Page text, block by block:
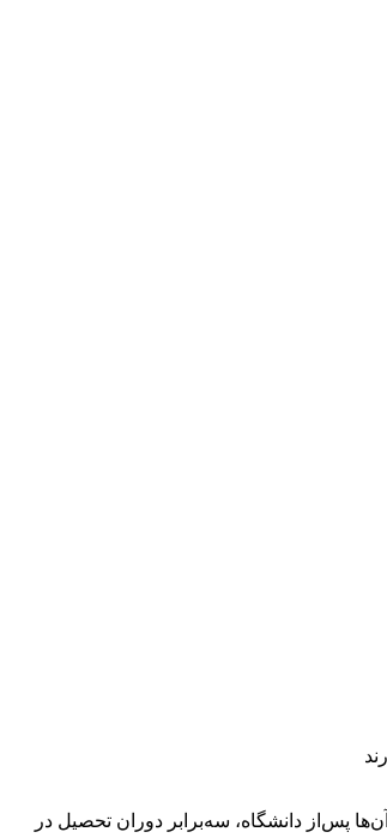
منطقه محروم داده شده تا آن‌ها پس‌از دانشگاه، سه‌برابر دوران تحصیل در